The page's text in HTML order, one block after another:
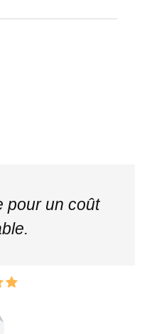
pour un coût